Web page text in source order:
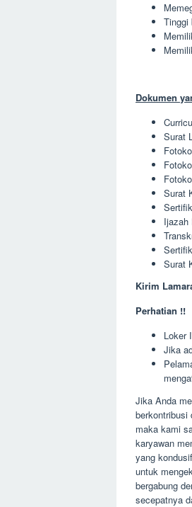
Tinggi
Dokumen
Surat
Surat
Ijazah
Surat
Kirim
Perhatian !!
Loker
Jika
Jika Anda
berkontribusi
maka kami
karyawan
yang
untuk
bergabung
secepatnya